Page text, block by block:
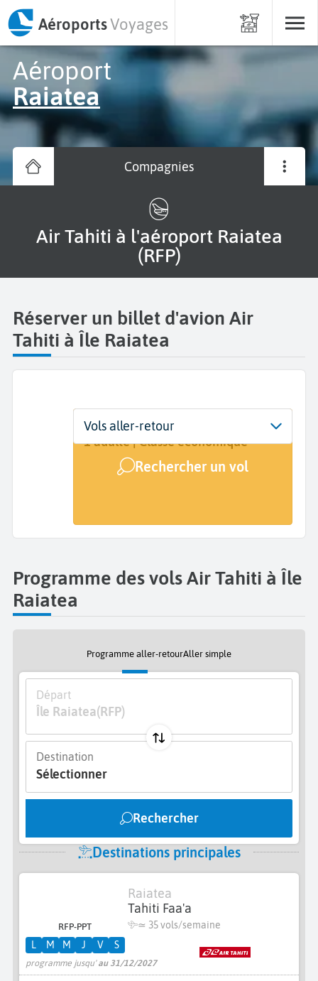
AéroportsVoyages
Aéroport
Raiatea
Compagnies
Air Tahiti à l'aéroport Raiatea
(RFP)
Réserver un billet d'avion Air
Tahiti à Île Raiatea
Départ
Raiatea (RFP)
Dates
Dates de votre voyage
Voyageurs | Classe
1 adulte | Classe économique
Rechercher un vol
Vols aller-retour
Programme des vols Air Tahiti à Île
Raiatea
Programme aller-retourAller simple
Départ
Île Raiatea(RFP)
Destination
Sélectionner
Rechercher
Destinations principales
RFP-PPT
Raiatea
Tahiti Faa'a
≃ 35 vols/semaine
programme jusqu'au 31/12/2027
L M M J V S